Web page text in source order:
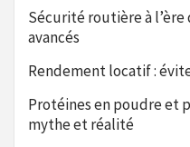
Sécurité routière à l’ère
avancés
Rendement locatif :
Protéines en poudre et
mythe et réalité